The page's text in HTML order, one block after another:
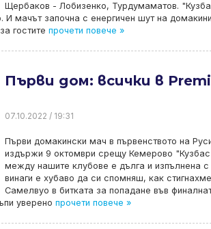
Щербаков - Лобизенко, Турдумаматов.
мачът започна с енергичен шут на
гостите прочети повече »
Първи дом: всички в
07.10.2022 / 19:31
Първи домакински мач в първенството на
издържи 9 октомври срещу Кемерово
между нашите клубове е дълга и изпълнена
винаги е хубаво да си спомняш, как
Самелвуо в битката за попадане във
уверено прочети повече »